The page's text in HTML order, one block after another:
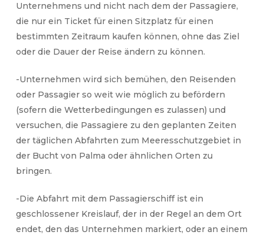
Unternehmens und nicht nach dem der Passagiere,
die nur ein Ticket für einen Sitzplatz für einen
bestimmten Zeitraum kaufen können, ohne das Ziel
oder die Dauer der Reise ändern zu können.
-Unternehmen wird sich bemühen, den Reisenden
oder Passagier so weit wie möglich zu befördern
(sofern die Wetterbedingungen es zulassen) und
versuchen, die Passagiere zu den geplanten Zeiten
der täglichen Abfahrten zum Meeresschutzgebiet in
der Bucht von Palma oder ähnlichen Orten zu
bringen.
-Die Abfahrt mit dem Passagierschiff ist ein
geschlossener Kreislauf, der in der Regel an dem Ort
endet, den das Unternehmen markiert, oder an einem